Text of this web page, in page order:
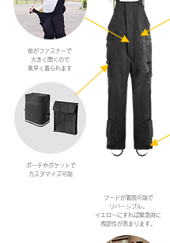
前が​ファスナーで
大きく開くので
​素早く着られます
ポーチやポケットで
カスタマイズ可能
フードが着脱可能で
リバーシブル。
イエローにすれば緊急時に
視認性が高まります。